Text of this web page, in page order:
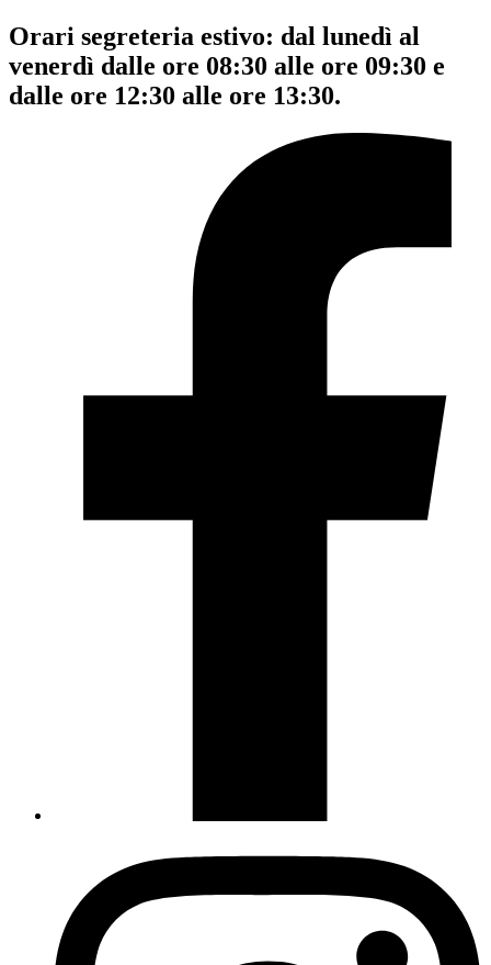
Orari segreteria estivo: dal lunedì al
venerdì dalle ore 08:30 alle ore 09:30 e
dalle ore 12:30 alle ore 13:30.